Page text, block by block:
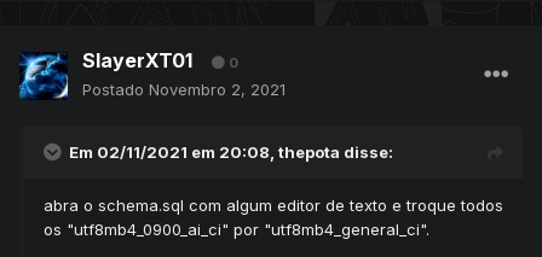
SlayerXT01 0
Postado Novembro 2, 2021
Em 02/11/2021 em 20:08, thepota disse:
abra o schema.sql com algum editor de texto e troque todos
os "utf8mb4_0900_ai_ci" por "utf8mb4_general_ci".